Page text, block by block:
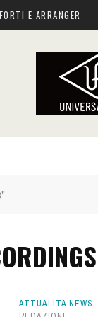
E ARRANGER
ATTUALITÀ NEWS,